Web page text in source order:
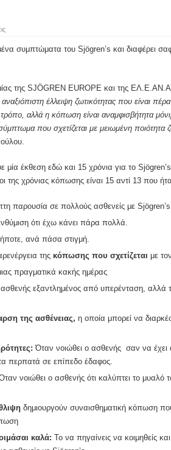
συμπτώματα του Sjögren’s και διαφέρει
της SJÖGREN EUROPE και της
έλλειψη ζωτικότητας που είναι
αλλά η κόπωση είναι αναμφισβήτητα
που σχετίζεται με μειωμένη ποιότητα
έκθεση εδώ και 15 χρόνια για το Sjögren’s
χρόνιας κόπωσης είναι 15 αντί 13 που
παρουσία σε πολλούς ασθενείς με Sjögren’s.
ότι έχω κάνει πάρα πολλά.
ανά πάσα στιγμή.
της κόπωσης που σχετίζεται με
πραγματικά κακής ημέρας
ασθενής εξαντλημένος από υπερένταση, αλλά
της ασθένειας, η οποία μπορεί να
Όταν νοιώθει ο ασθενής σαν να έχει
περπατά σε επίπεδο έδαφος.
νοιώθει ο ασθενής ότι καλύπτει το μυαλό
δημιουργούν συναισθηματική κόπωση
καλά: Το να πηγαίνεις να κοιμηθείς